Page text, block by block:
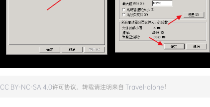
CC BY-NC-SA 4.0许可协议。转载请注明来自 Travel-alone！